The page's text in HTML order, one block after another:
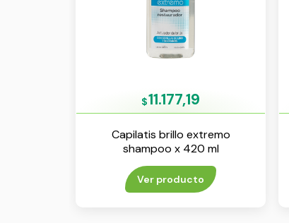
$11.177,19
Capilatis brillo extremo
shampoo x 420 ml
Ver producto